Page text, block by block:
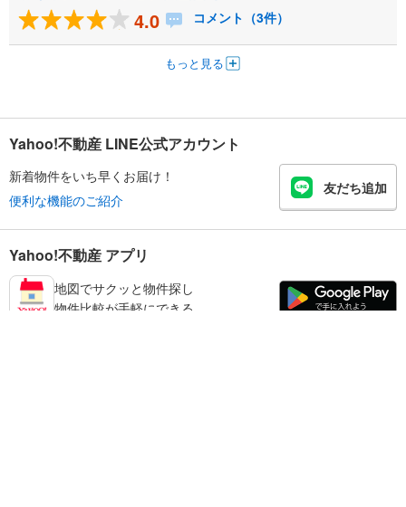
4.0 コメント（3件）
もっと見る
Yahoo!不動産 LINE公式アカウント
新着物件をいち早くお届け！
便利な機能のご紹介
友だち追加
Yahoo!不動産 アプリ
地図でサクッと物件探し
物件比較が手軽にできる